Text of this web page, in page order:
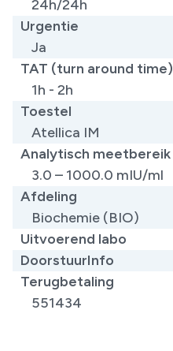
24h/24h
Urgentie
Ja
TAT (turn around time)
1h - 2h
Toestel
Atellica IM
Analytisch meetbereik
3.0 – 1000.0 mIU/ml
Afdeling
Biochemie (BIO)
Uitvoerend labo
DoorstuurInfo
Terugbetaling
551434